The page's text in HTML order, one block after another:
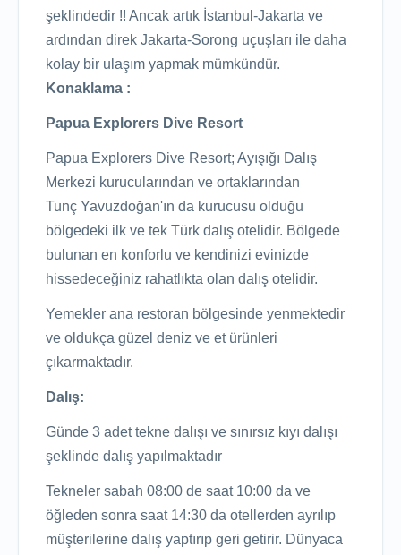
şeklindedir !! Ancak artık İstanbul-Jakarta ve
ardından direk Jakarta-Sorong uçuşları ile daha
kolay bir ulaşım yapmak mümkündür.
Konaklama :
Papua Explorers Dive Resort
Papua Explorers Dive Resort; Ayışığı Dalış
Merkezi kurucularından ve ortaklarından
Tunç Yavuzdoğan'ın da kurucusu olduğu
bölgedeki ilk ve tek Türk dalış otelidir. Bölgede
bulunan en konforlu ve kendinizi evinizde
hissedeceğiniz rahatlıkta olan dalış otelidir.
Yemekler ana restoran bölgesinde yenmektedir
ve oldukça güzel deniz ve et ürünleri
çıkarmaktadır.
Dalış:
Günde 3 adet tekne dalışı ve sınırsız kıyı dalışı
şeklinde dalış yapılmaktadır
Tekneler sabah 08:00 de saat 10:00 da ve
öğleden sonra saat 14:30 da otellerden ayrılıp
müşterilerine dalış yaptırıp geri getirir. Dünyaca